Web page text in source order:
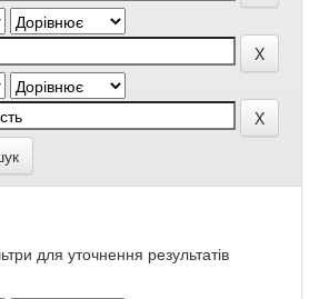
для уточнення результатів